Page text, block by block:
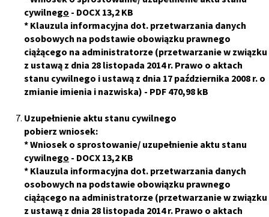
cywilnego - DOCX 13,2 KB
* Klauzula informacyjna dot. przetwarzania danych
osobowych na podstawie obowiązku prawnego
ciążącego na administratorze (przetwarzanie w związku
z ustawą z dnia 28 listopada 2014 r. Prawo o aktach
stanu cywilnego i ustawą z dnia 17 października 2008 r. o
zmianie imienia i nazwiska) - PDF 470,98 kB
Uzupełnienie aktu stanu cywilnego
pobierz wniosek:
*Wniosek o sprostowanie/ uzupełnienie aktu stanu
cywilnego - DOCX 13,2 KB
* Klauzula informacyjna dot. przetwarzania danych
osobowych na podstawie obowiązku prawnego
ciążącego na administratorze (przetwarzanie w związku
z ustawą z dnia 28 listopada 2014 r. Prawo o aktach